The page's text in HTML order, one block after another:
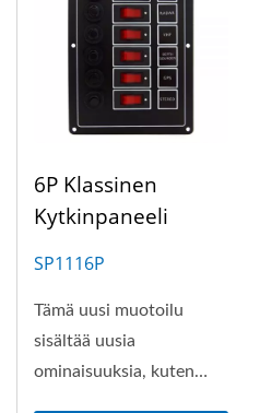
6P Klassinen
Kytkinpaneeli
SP1116P
Tämä uusi muotoilu
sisältää uusia
ominaisuuksia, kuten